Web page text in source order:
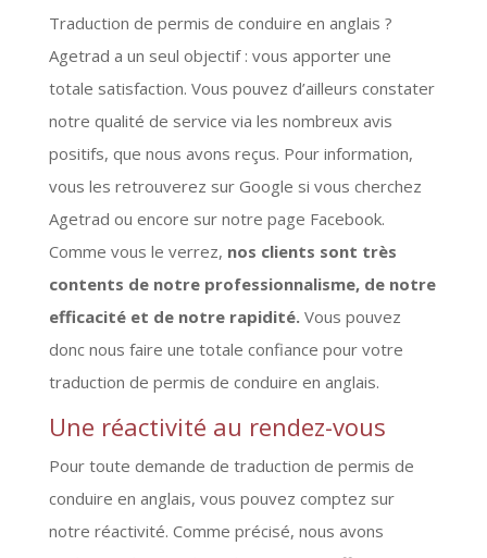
Traduction de permis de conduire en anglais ?
Agetrad a un seul objectif : vous apporter une
totale satisfaction. Vous pouvez d’ailleurs constater
notre qualité de service via les nombreux avis
positifs, que nous avons reçus. Pour information,
vous les retrouverez sur Google si vous cherchez
Agetrad ou encore sur notre page Facebook.
Comme vous le verrez, nos clients sont très
contents de notre professionnalisme, de notre
efficacité et de notre rapidité. Vous pouvez
donc nous faire une totale confiance pour votre
traduction de permis de conduire en anglais.
Une réactivité au rendez-vous
Pour toute demande de traduction de permis de
conduire en anglais, vous pouvez comptez sur
notre réactivité. Comme précisé, nous avons